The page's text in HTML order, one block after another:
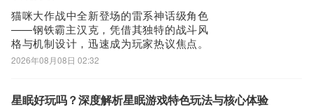
猫咪大作战中全新登场的雷系神话级角色
——钢铁霸主汉克，凭借其独特的战斗风
格与机制设计，迅速成为玩家热议焦点。
这位以可乐为能量源泉的壮硕战喵，身份
汉克发动1阶技能可挥出强力右拳，对直线
2026年08月08日 02:32
星眠好玩吗？深度解析星眠游戏特色玩法与核心体验